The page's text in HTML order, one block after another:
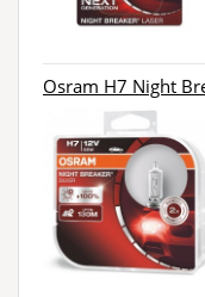
Osram H7 Night